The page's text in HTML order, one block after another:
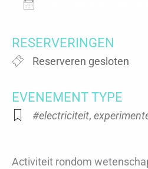
RESERVERINGEN
Reserveren gesloten
EVENEMENT TYPE
#electriciteit,
Activiteit rondom